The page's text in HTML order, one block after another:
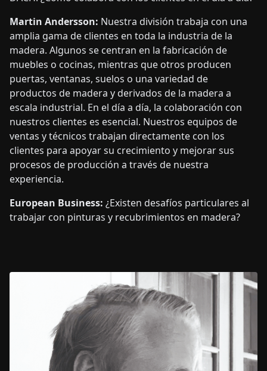
Martin Andersson: Nuestra división trabaja con una
amplia gama de clientes en toda la industria de la
madera. Algunos se centran en la fabricación de
muebles o cocinas, mientras que otros producen
puertas, ventanas, suelos o una variedad de
productos de madera y derivados de la madera a
escala industrial. En el día a día, la colaboración con
nuestros clientes es esencial. Nuestros equipos de
ventas y técnicos trabajan directamente con los
clientes para apoyar su crecimiento y mejorar sus
procesos de producción a través de nuestra
experiencia.
European Business: ¿Existen desafíos particulares al
trabajar con pinturas y recubrimientos en madera?